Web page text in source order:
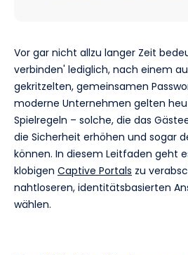
Vor gar nicht allzu langer Zeit
verbinden' lediglich, nach einem
gekritzelten, gemeinsamen
moderne Unternehmen gelten
Spielregeln – solche, die das
die Sicherheit erhöhen und sogar
können. In diesem Leitfaden geht
klobigen Captive Portals zu
nahtloseren, identitätsbasierten
wählen.